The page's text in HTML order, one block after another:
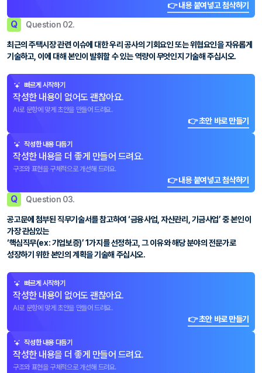
👉 내용 붙여넣고 첨삭하기
Q Question 02.
최근의 주택시장 관련 이슈에 대한 우리 공사의 기회요인 또는 위협요인을 자유롭게
기술하고, 이에 대해 본인이 발휘할 수 있는 역량이 무엇인지 기술해 주십시오.
빠르게 시작하기
작성한 내용이 없어도 괜찮아요.
AI로 문항에 맞게 초안을 만들어 드려요.
👉 초안 바로 만들기
작성한 내용 다듬기
작성한 내용을 더 좋게 만들어 드려요.
구조와 표현을 구체적으로 개선해 드려요.
👉 내용 붙여넣고 첨삭하기
Q Question 03.
공고문에 첨부된 직무기술서를 참고하여 ‘금융사업, 자산관리, 기금사업’ 중 본인이
가장 관심있는
‘핵심직무(ex: 기업보증)’ 1가지를 선정하고, 그 이유와 해당 분야의 전문가로
성장하기 위한 본인의 계획을 기술해 주십시오.
빠르게 시작하기
작성한 내용이 없어도 괜찮아요.
AI로 문항에 맞게 초안을 만들어 드려요.
👉 초안 바로 만들기
작성한 내용 다듬기
작성한 내용을 더 좋게 만들어 드려요.
구조와 표현을 구체적으로 개선해 드려요.